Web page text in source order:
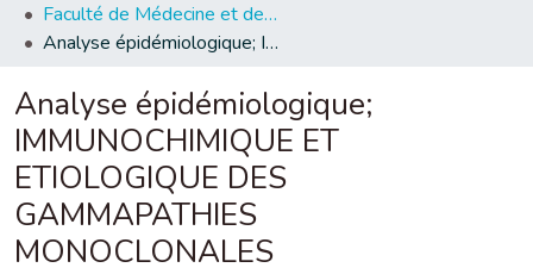
Faculté de Médecine et de Pharmacie - Rabat
Analyse épidémiologique; IMMUNOCHIMIQUE ET ETIOLOGIQUE DES GAMMAPATHIES MONOCLONALES
Analyse épidémiologique;
IMMUNOCHIMIQUE ET
ETIOLOGIQUE DES
GAMMAPATHIES
MONOCLONALES